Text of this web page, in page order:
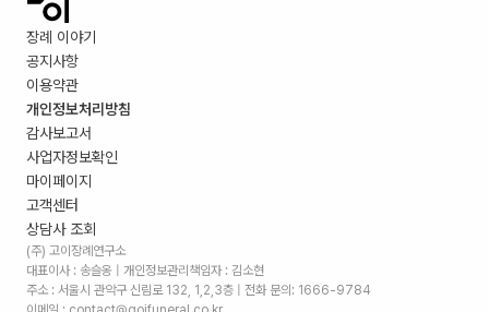
장례 이야기
공지사항
이용약관
개인정보처리방침
감사보고서
사업자정보확인
마이페이지
고객센터
상담사 조회
(주) 고이장례연구소
대표이사 : 송슬옹 | 개인정보관리책임자 : 김소현
주소 : 서울시 관악구 신림로 132, 1,2,3층 | 전화 문의: 1666-9784